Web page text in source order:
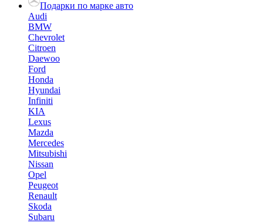
Подарки по марке авто
Audi
BMW
Chevrolet
Citroen
Daewoo
Ford
Honda
Hyundai
Infiniti
KIA
Lexus
Mazda
Mercedes
Mitsubishi
Nissan
Opel
Peugeot
Renault
Skoda
Subaru